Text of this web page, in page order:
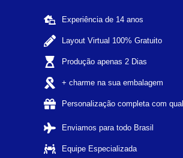
Experiência de 14 anos
Layout Virtual 100% Gratuito
Produção apenas 2 Dias
+ charme na sua embalagem
Personalização completa com
Enviamos para todo Brasil
Equipe Especializada